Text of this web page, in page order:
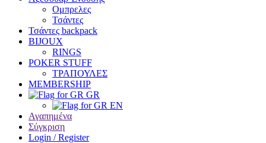
Oμπρελες
Τσάντες
Τσάντες backpack
BIJOUX
RINGS
POKER STUFF
ΤΡΑΠΟΥΛΕΣ
MEMBERSHIP
GR
EN
Αγαπημένα
Σύγκριση
Login / Register